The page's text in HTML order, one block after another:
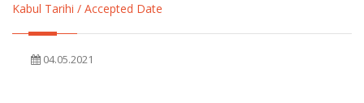
Kabul Tarihi / Accepted Date
04.05.2021